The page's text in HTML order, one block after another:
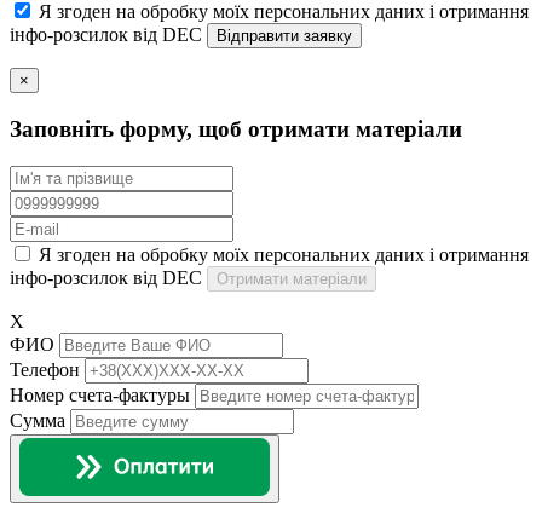
Я згоден на обробку моїх персональних даних і отримання
інфо-розсилок від DEC
×
Заповніть форму, щоб отримати матеріали
Я згоден на обробку моїх персональних даних і отримання
інфо-розсилок від DEC
Отримати матеріали
X
ФИО
Телефон
Номер счета-фактуры
Сумма